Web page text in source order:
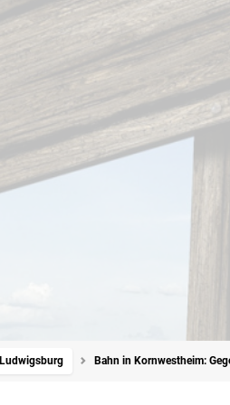
Ludwigsburg Bahn in Kornwestheim: